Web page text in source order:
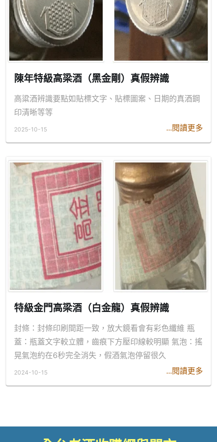
陳年特級高梁酒（黑金剛）真假辨識
高粱酒辨識要點如貼標文字、貼標圖案、日期的真酒鋼
印清晰等等
...閱讀更多
2025-10-15
特級金門高梁酒（白金龍）真假辨識
封條：封條印刷間距一致，放大鏡看會有彩色纖維 瓶
蓋：瓶蓋文字較立體，齒痕下方壓印線較明顯 氣泡：搖
晃氣泡約在6秒完全消失，假酒氣泡停留很久
...閱讀更多
2024-10-15